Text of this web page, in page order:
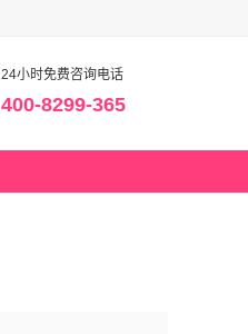
24小时免费咨询电话
400-8299-365